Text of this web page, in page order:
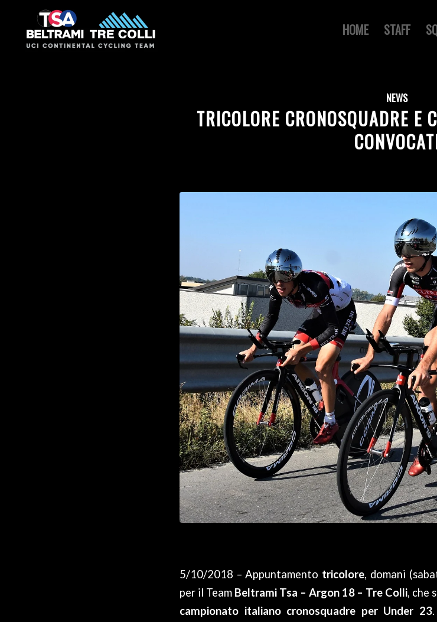
HOME STAFF
NEWS
TRICOLORE CRONOSQUADRE E
5/10/2018 – Appuntamento tricolore, domani
per il Team Beltrami Tsa – Argon 18 – Tre Colli, che
campionato italiano cronosquadre per Under 23